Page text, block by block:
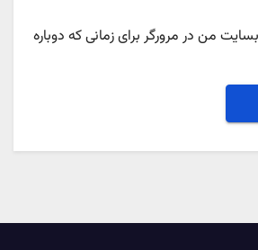
من در مرورگر برای زمانی که دوباره